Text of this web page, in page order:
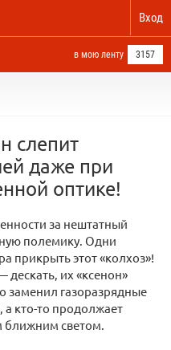
Вход
в мою ленту 3157
слепит
даже при
оптике!
за нештатный
полемику. Одни
прикрыть этот «колхоз»!
их «ксенон»
заменил газоразрядные
а кто-то продолжает
ближним светом.